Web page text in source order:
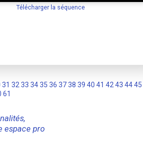
Télécharger la séquence
31 32 33 3435 36 3738 39 40 41 42 43 4445
61
espace pro